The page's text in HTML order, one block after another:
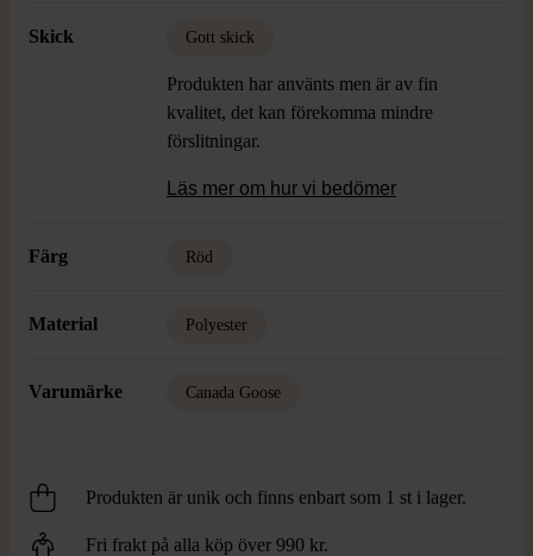
Skick Gott skick
Produkten har använts men är av fin
kvalitet, det kan förekomma mindre
förslitningar.
Läs mer om hur vi bedömer
Färg Röd
Material Polyester
Varumärke Canada Goose
Produkten är unik och finns enbart som 1 st i lager.
Fri frakt på alla köp över 990 kr.